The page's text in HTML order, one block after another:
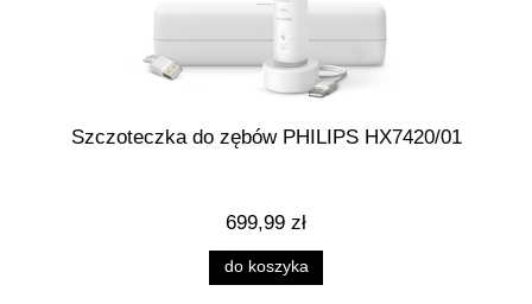
Szczoteczka do zębów PHILIPS HX7420/01
699,99 zł
do koszyka